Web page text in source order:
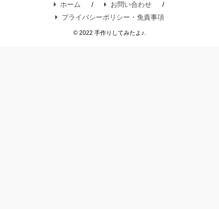
ホーム
お問い合わせ
プライバシーポリシー・免責事項
© 2022 手作りしてみたよ♪.